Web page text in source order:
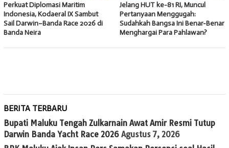
Perkuat Diplomasi Maritim
Indonesia, Kodaeral IX Sambut
Sail Darwin–Banda Race 2026 di
Banda Neira
Jelang HUT ke-81 RI, Muncul
Pertanyaan Menggugah:
Sudahkah Bangsa Ini Benar-Benar
Menghargai Para Pahlawan?
BERITA TERBARU
Bupati Maluku Tengah Zulkarnain Awat Amir Resmi Tutup
Darwin Banda Yacht Race 2026 Agustus 7, 2026